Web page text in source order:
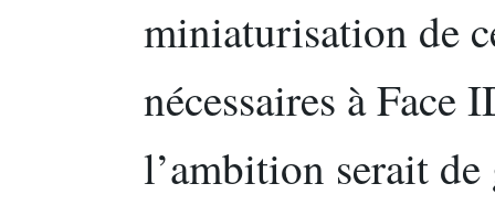
miniaturisation de
nécessaires à Face
l’ambition serait